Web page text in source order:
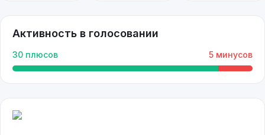
Активность в голосовании
30 плюсов 5 минусов